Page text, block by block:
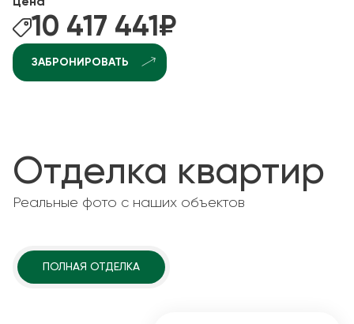
10 417 441 ₽
ЗАБРОНИРОВАТЬ
Отделка квартир
Реальные фото с наших объектов
ПОЛНАЯ ОТДЕЛКА